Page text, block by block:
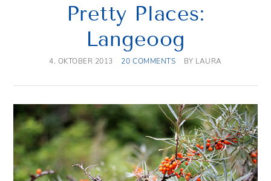
Pretty Places:
Langeoog
4. OKTOBER 2013 20 COMMENTS BY LAURA